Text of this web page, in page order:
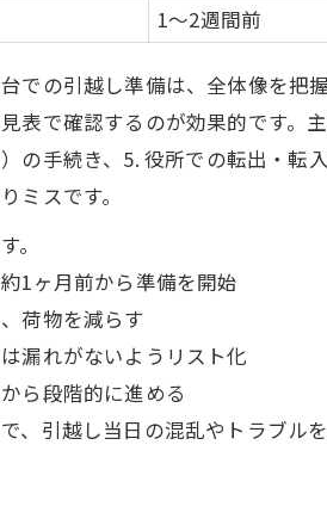
効率良
転
1〜2週間前
での引越し準備は、全体像を把
表で確認するのが効果的です。
の手続き、5. 役所での転出・転
ミスです。
。
1ヶ月前から準備を開始
荷物を減らす
漏れがないようリスト化
ら段階的に進める
、引越し当日の混乱やトラブ